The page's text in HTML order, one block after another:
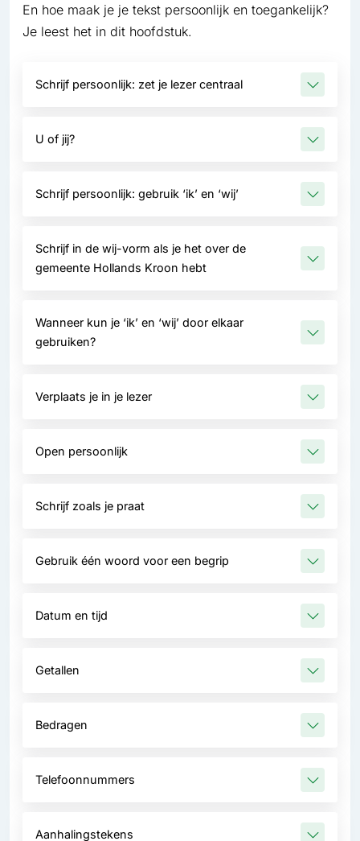
En hoe maak je je tekst persoonlijk en toegankelijk?
Je leest het in dit hoofdstuk.
Schrijf persoonlijk: zet je lezer centraal
U of jij?
Schrijf persoonlijk: gebruik ‘ik’ en ‘wij’
Schrijf in de wij-vorm als je het over de
gemeente Hollands Kroon hebt
Wanneer kun je ‘ik’ en ‘wij’ door elkaar
gebruiken?
Verplaats je in je lezer
Open persoonlijk
Schrijf zoals je praat
Gebruik één woord voor een begrip
Datum en tijd
Getallen
Bedragen
Telefoonnummers
Aanhalingstekens